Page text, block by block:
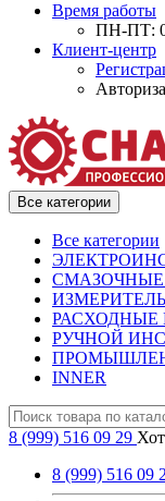
Время работы
ПН-ПТ:
Клиент-центр
Все категории
Все категории
РУЧНОЙ
INNER
8 (999) 516 09 29
8 (999) 516 09